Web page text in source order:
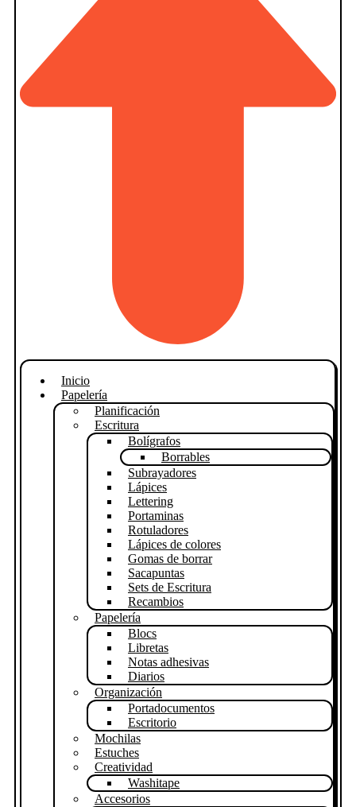
Inicio
Papelería
Planificación
Escritura
Bolígrafos
Borrables
Subrayadores
Lápices
Lettering
Portaminas
Rotuladores
Lápices de colores
Gomas de borrar
Sacapuntas
Sets de Escritura
Recambios
Papelería
Blocs
Libretas
Notas adhesivas
Diarios
Organización
Portadocumentos
Escritorio
Mochilas
Estuches
Creatividad
Washitape
Accesorios